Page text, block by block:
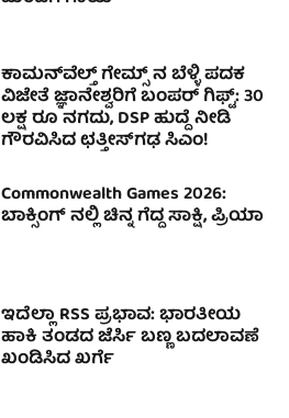
ಕಾಮನ್‌ವೆಲ್ತ್ ಗೇಮ್ಸ್ ನ ಬೆಳ್ಳಿ ಪದಕ
ವಿಜೇತೆ ಜ್ಞಾನೇಶ್ವರಿಗೆ ಬಂಪರ್ ಗಿಫ್ಟ್: 30
ಲಕ್ಷ ರೂ ನಗದು, DSP ಹುದ್ದೆ ನೀಡಿ
ಗೌರವಿಸಿದ ಛತ್ತೀಸ್‌ಗಢ ಸಿಎಂ!
Commonwealth Games 2026:
ಬಾಕ್ಸಿಂಗ್ ನಲ್ಲಿ ಚಿನ್ನ ಗೆದ್ದ ಸಾಕ್ಷಿ, ಪ್ರಿಯಾ
ಇದೆಲ್ಲಾ RSS ಪ್ರಭಾವ: ಭಾರತೀಯ
ಹಾಕಿ ತಂಡದ ಜೆರ್ಸಿ ಬಣ್ಣ ಬದಲಾವಣೆ
ಖಂಡಿಸಿದ ಖರ್ಗೆ